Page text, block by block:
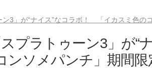
ン3」が“ナイス”なコラボ！ 「イカスミ色の
プラトゥーン3」が“
ンソメパンチ」期間限